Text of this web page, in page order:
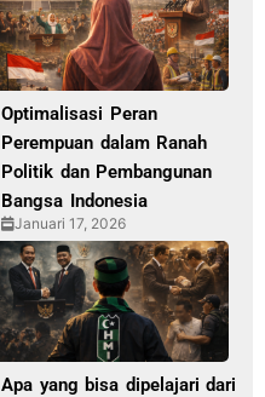
Optimalisasi Peran
Perempuan dalam Ranah
Politik dan Pembangunan
Bangsa Indonesia
Januari 17, 2026
Apa yang bisa dipelajari dari